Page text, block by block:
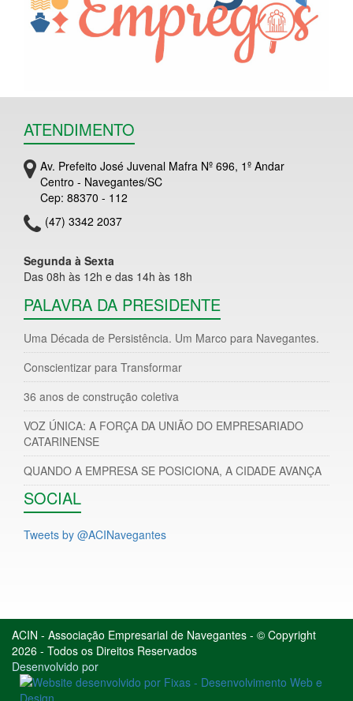
ATENDIMENTO
Av. Prefeito José Juvenal Mafra Nº 696, 1º Andar
Centro - Navegantes/SC
Cep: 88370 - 112
(47) 3342 2037
Segunda à Sexta
Das 08h às 12h e das 14h às 18h
PALAVRA DA PRESIDENTE
Uma Década de Persistência. Um Marco para Navegantes.
Conscientizar para Transformar
36 anos de construção coletiva
VOZ ÚNICA: A FORÇA DA UNIÃO DO EMPRESARIADO
CATARINENSE
QUANDO A EMPRESA SE POSICIONA, A CIDADE AVANÇA
SOCIAL
Tweets by @ACINavegantes
ACIN - Associação Empresarial de Navegantes - © Copyright
2026 - Todos os Direitos Reservados
Desenvolvido por